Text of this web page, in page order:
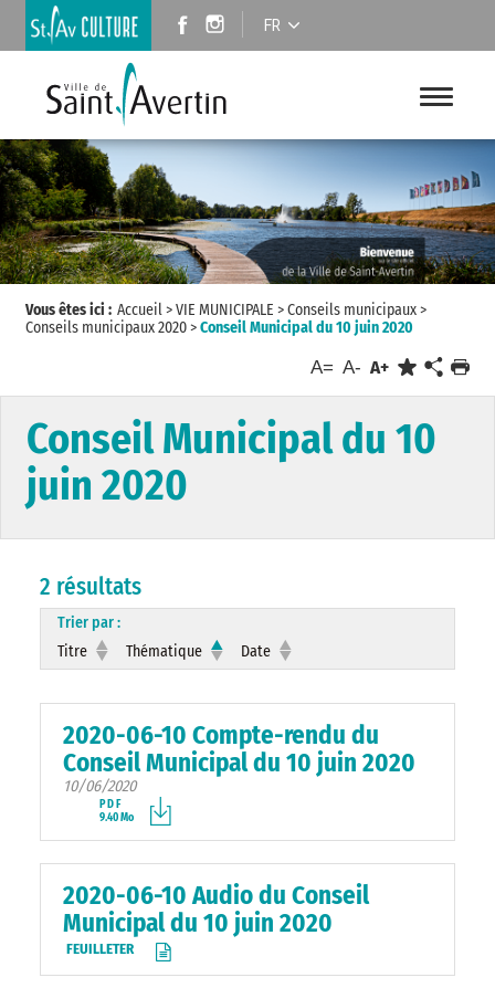
FR
Vous êtes ici : Accueil>VIE MUNICIPALE >Conseils municipaux>
Conseils municipaux 2020>Conseil Municipal du 10 juin 2020
A= A- A+
Conseil Municipal du 10
juin 2020
2 résultats
Trier par :
Titre
Thématique Date
2020-06-10 Compte-rendu du
Conseil Municipal du 10 juin 2020
10/06/2020
PDF
9.40 Mo
2020-06-10 Audio du Conseil
Municipal du 10 juin 2020
FEUILLETER